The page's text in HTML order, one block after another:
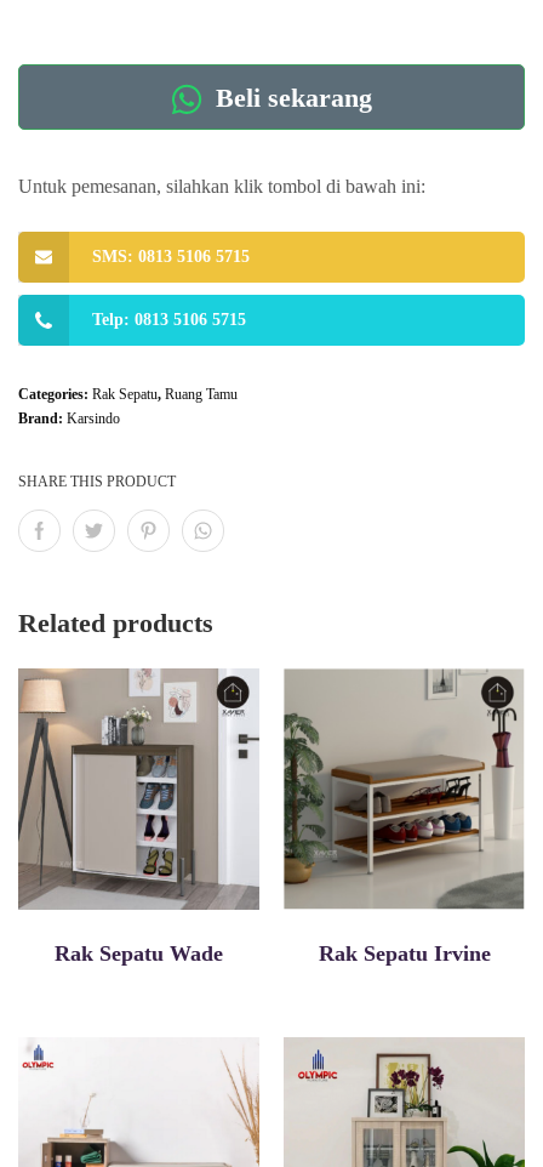
Beli sekarang
Untuk pemesanan, silahkan klik tombol di bawah ini:
SMS: 0813 5106 5715
Telp: 0813 5106 5715
Categories: Rak Sepatu, Ruang Tamu
Brand: Karsindo
SHARE THIS PRODUCT
Related products
Rak Sepatu Wade Rak Sepatu Irvine